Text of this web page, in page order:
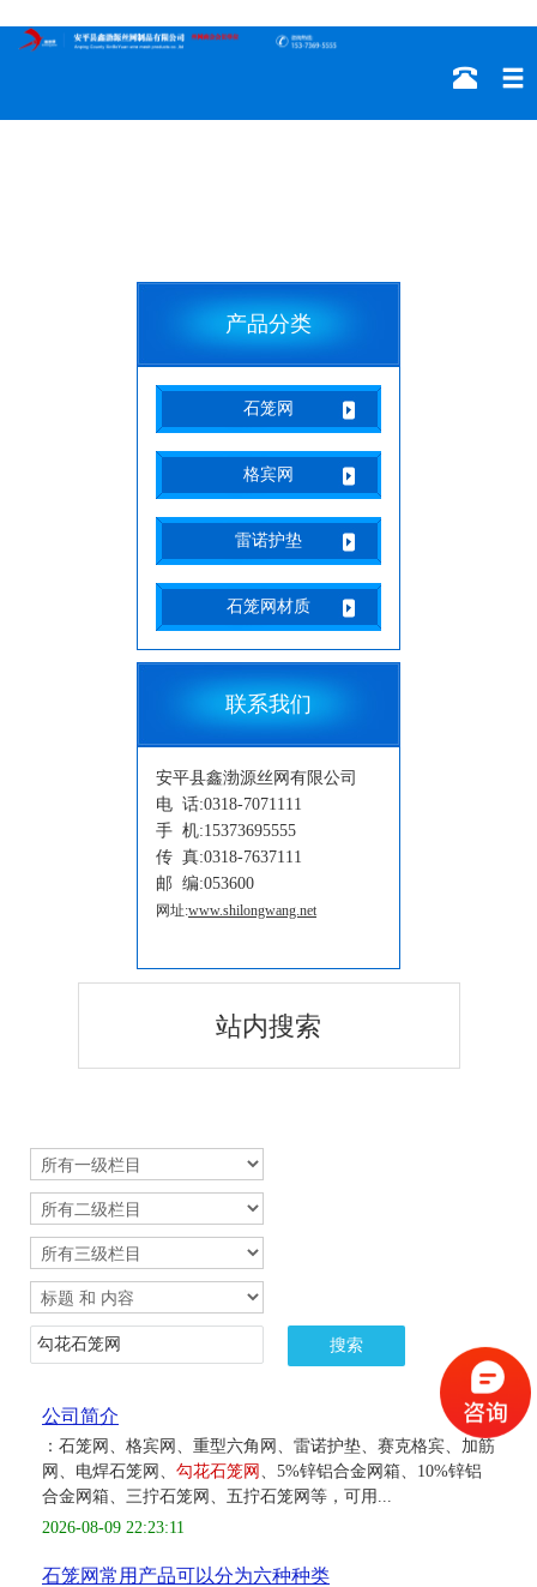
产品分类
石笼网
格宾网
雷诺护垫
石笼网材质
联系我们
安平县鑫渤源丝网有限公司
电 话:0318-7071111
手 机:15373695555
传 真:0318-7637111
邮 编:053600
网址:www.shilongwang.net
站内搜索
公司简介
：石笼网、格宾网、重型六角网、雷诺护垫、赛克格宾、加筋
网、电焊石笼网、 勾花石笼网 、5%锌铝合金网箱、10%锌铝
合金网箱、三拧石笼网、五拧石笼网等，可用...
2026-08-09 22:23:11
石笼网常用产品可以分为六种种类